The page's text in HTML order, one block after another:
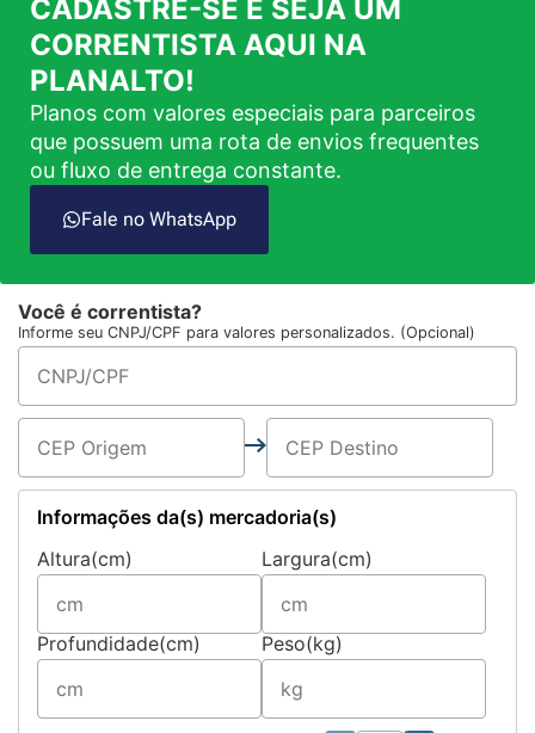
CADASTRE-SE E SEJA UM
CORRENTISTA AQUI NA
PLANALTO!
Planos com valores especiais para parceiros
que possuem uma rota de envios frequentes
ou fluxo de entrega constante.
Fale no WhatsApp
Você é correntista?
Informe seu CNPJ/CPF para valores personalizados. (Opcional)
Informações da(s) mercadoria(s)
Altura(cm)
Largura(cm)
Profundidade(cm) Peso(kg)